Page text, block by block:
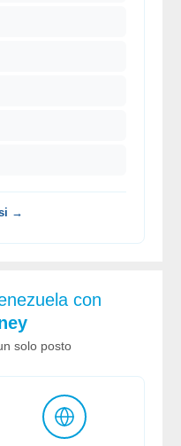
→
con
solo posto